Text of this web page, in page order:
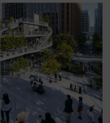
ホテル情報まとめ